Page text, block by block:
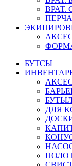
ВРАТ.
БУТСЫ
ДЛЯ